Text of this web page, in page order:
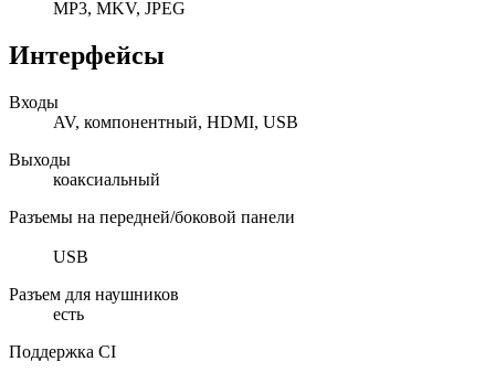
MP3, MKV, JPEG
Интерфейсы
Входы
AV, компонентный, HDMI, USB
Выходы
коаксиальный
Разъемы на передней/боковой панели
USB
Разъем для наушников
есть
Поддержка CI